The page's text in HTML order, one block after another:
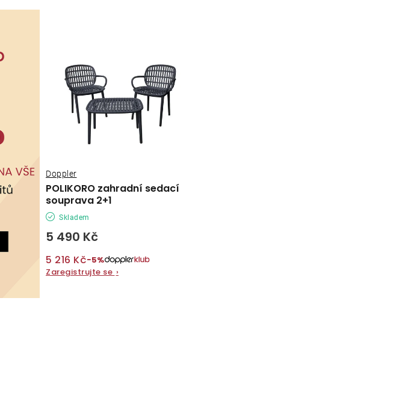
POLIKORO zahradní sedací
souprava 2+1
Doppler
Skladem
5 490 Kč
5 216 Kč−5%
Zaregistrujte se ›